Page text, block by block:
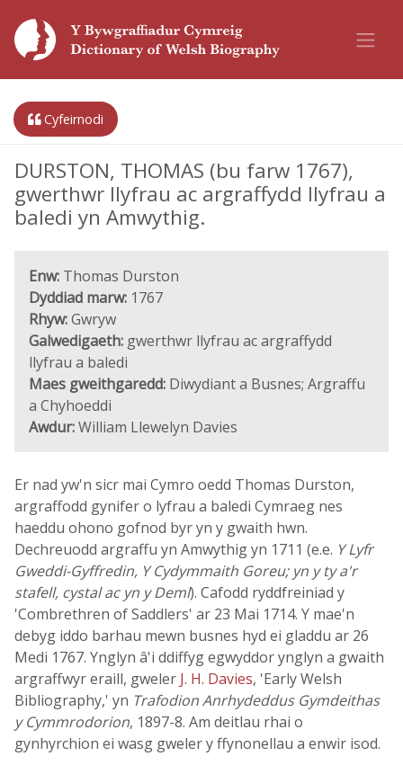
Cyfeirnodi
DURSTON, THOMAS (bu farw 1767),
gwerthwr llyfrau ac argraffydd llyfrau a
baledi yn Amwythig.
Enw: Thomas Durston
Dyddiad marw: 1767
Rhyw:Gwryw
Galwedigaeth: gwerthwr llyfrau ac argraffydd
llyfrau a baledi
Maes gweithgaredd: Diwydiant a Busnes; Argraffu
a Chyhoeddi
Awdur:William Llewelyn Davies
Er nad yw'n sicr mai Cymro oedd Thomas Durston,
argraffodd gynifer o lyfrau a baledi Cymraeg nes
haeddu ohono gofnod byr yn y gwaith hwn.
Dechreuodd argraffu yn Amwythig yn 1711 (e.e. Y Lyfr
Gweddi-Gyffredin, Y Cydymmaith Goreu; yn y ty a'r
stafell, cystal ac yn y Deml). Cafodd ryddfreiniad y
'Combrethren of Saddlers' ar 23 Mai 1714. Y mae'n
debyg iddo barhau mewn busnes hyd ei gladdu ar 26
Medi 1767. Ynglyn â'i ddiffyg egwyddor ynglyn a gwaith
argraffwyr eraill, gweler J. H. Davies, 'Early Welsh
Bibliography,' yn Trafodion Anrhydeddus Gymdeithas
y Cymmrodorion, 1897-8. Am deitlau rhai o
gynhyrchion ei wasg gweler y ffynonellau a enwir isod.